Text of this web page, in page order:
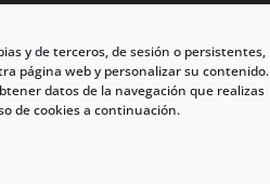
y de terceros, de sesión o persistentes,
página web y personalizar su contenido.
datos de la navegación que realizas
de cookies a continuación.
© Todos los derechos reservados.